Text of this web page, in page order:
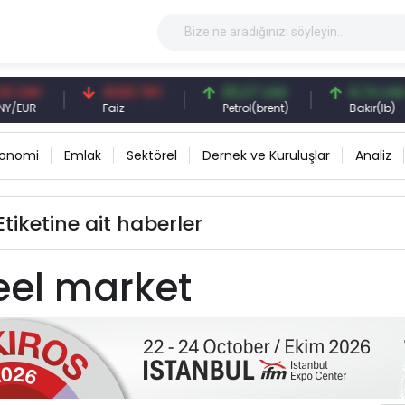
41,53 TRY 83,27 USD
Petrol(brent)
6,74 USD
Bakır(lb)
Emlak Sektörel Dernek ve Kuruluşlar Analiz
ait haberler
market